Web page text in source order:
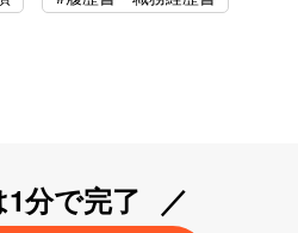
分で完了